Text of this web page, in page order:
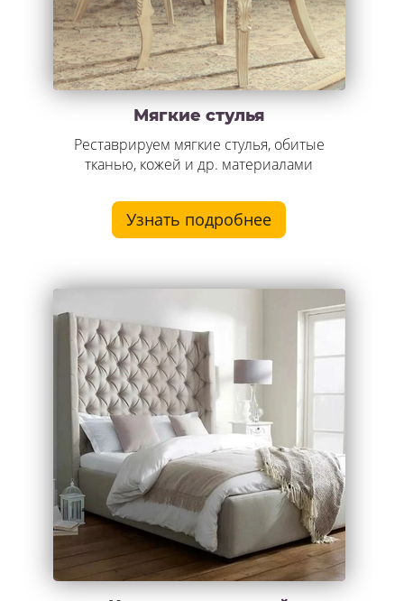
Мягкие стулья
Реставрируем мягкие стулья, обитые
тканью, кожей и др. материалами
Узнать подробнее